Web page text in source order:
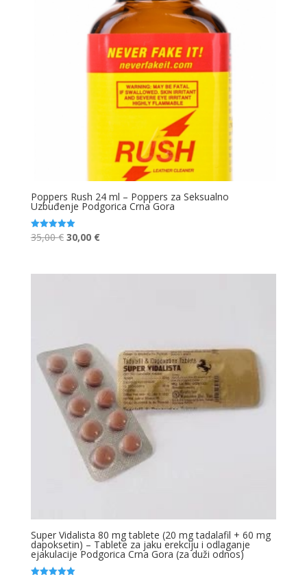
Poppers Rush 24 ml – Poppers za Seksualno
Uzbuđenje Podgorica Crna Gora
Ocjenjeno
5.00
35,00€ Original
30,00 €Current
Super Vidalista 80 mg tablete (20 mg tadalafil + 60 mg
dapoksetin) – Tablete za jaku erekciju i odlaganje
ejakulacije Podgorica Crna Gora (za duži odnos)